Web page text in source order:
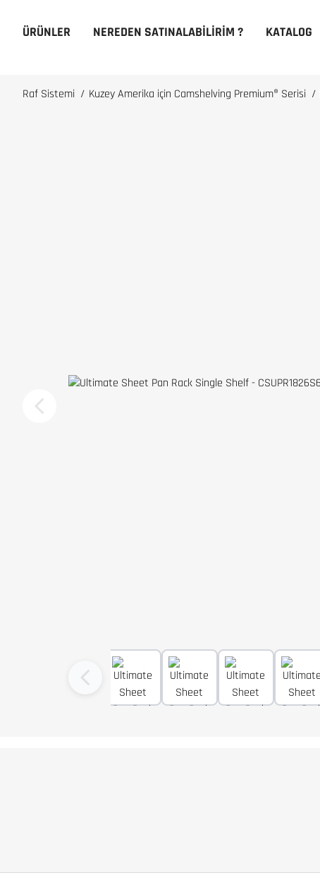
ÜRÜNLER NEREDEN SATINALABILIRIM ? KATALOG
Raf Sistemi / Kuzey Amerika için Camshelving Premium® Serisi /